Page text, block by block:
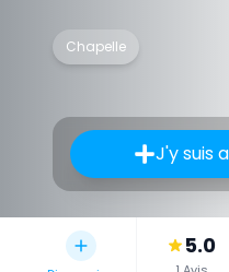
Chapelle
J'y suis
5.0